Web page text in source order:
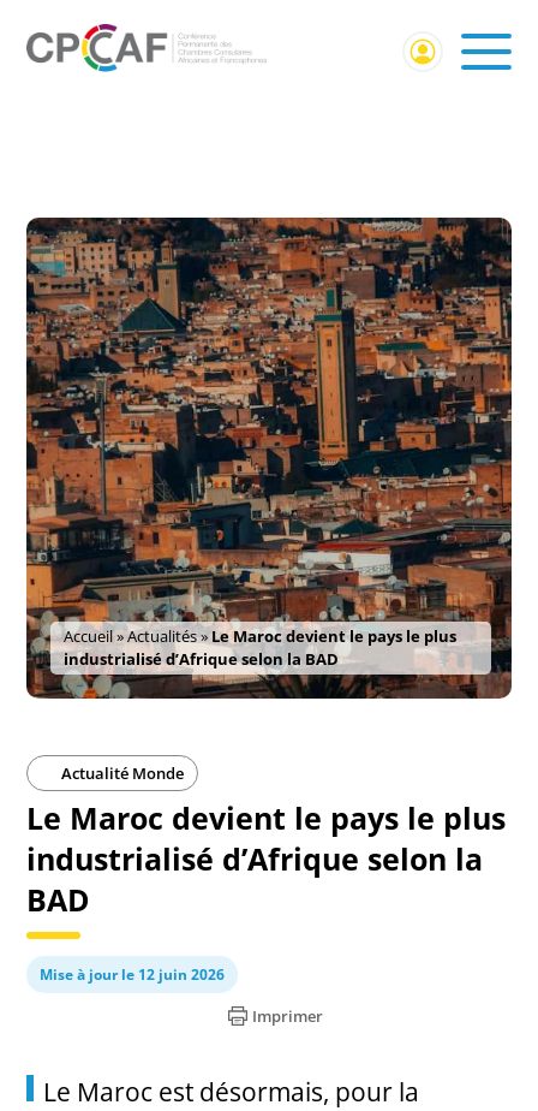
Accueil»Actualités» Le Maroc devient le pays le plus
industrialisé d’Afrique selon la BAD
Actualité Monde
Le Maroc devient le pays le plus
industrialisé d’Afrique selon la
BAD
Mise à jour le 12 juin 2026
Imprimer
Le Maroc est désormais, pour la